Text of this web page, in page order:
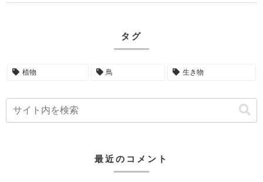
タグ
植物 鳥 生き物
最近のコメント